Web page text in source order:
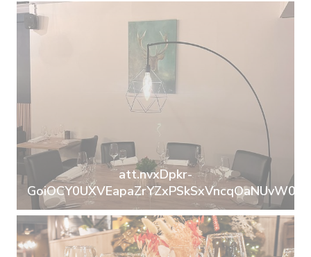
att.nvxDpkr-